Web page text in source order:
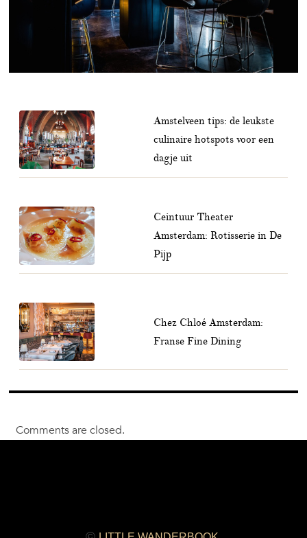
Amstelveen tips: de leukste
culinaire hotspots voor een
dagje uit
Ceintuur Theater
Amsterdam: Rotisserie in De
Pijp
Chez Chloé Amsterdam:
Franse Fine Dining
Comments are closed.